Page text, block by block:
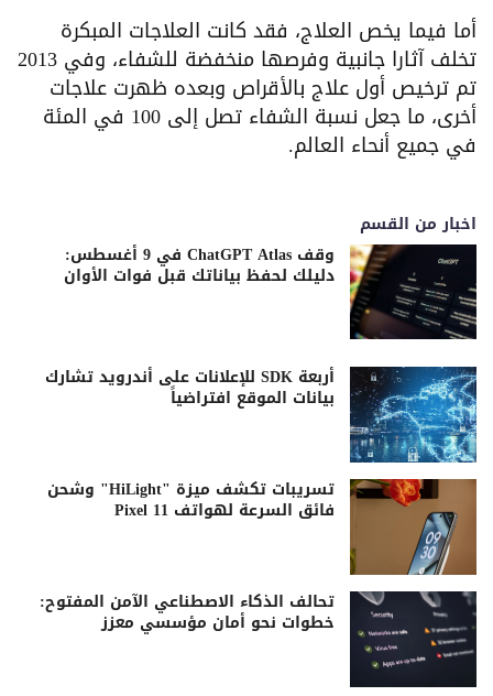
أما فيما يخص العلاج، فقد كانت العلاجات المبكرة
تخلف آثارا جانبية وفرصها منخفضة للشفاء، وفي 2013
تم ترخيص أول علاج بالأقراص وبعده ظهرت علاجات
أخرى، ما جعل نسبة الشفاء تصل إلى 100 في المئة
في جميع أنحاء العالم.
اخبار من القسم
وقف ChatGPT Atlas في 9 أغسطس:
دليلك لحفظ بياناتك قبل فوات الأوان
أربعة SDK للإعلانات على أندرويد تشارك
بيانات الموقع افتراضياً
تسريبات تكشف ميزة "HiLight" وشحن
فائق السرعة لهواتف Pixel 11
تحالف الذكاء الاصطناعي الآمن المفتوح:
خطوات نحو أمان مؤسسي معزز